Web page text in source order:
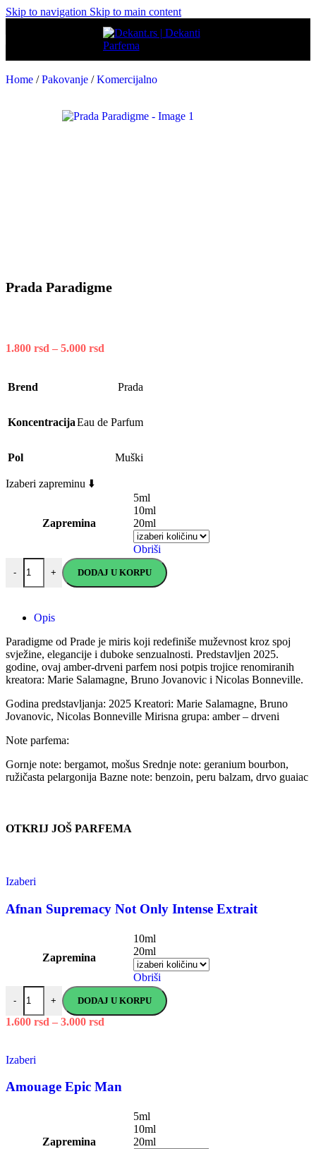
Skip to navigation Skip to main content
Home / Pakovanje / Komercijalno
Prada Paradigme
1.800 rsd – 5.000 rsd
Brend Prada
KoncentracijaEau de Parfum
Pol Muški
Izaberi zapreminu ⬇️
Zapremina
5ml
10ml
20ml
Obriši
- + DODAJ U KORPU
Opis
Paradigme od Prade je miris koji redefiniše muževnost kroz spoj
svježine, elegancije i duboke senzualnosti. Predstavljen 2025.
godine, ovaj amber-drveni parfem nosi potpis trojice renomiranih
kreatora: Marie Salamagne, Bruno Jovanovic i Nicolas Bonneville.
Godina predstavljanja: 2025 Kreatori: Marie Salamagne, Bruno
Jovanovic, Nicolas Bonneville Mirisna grupa: amber – drveni
Note parfema:
Gornje note: bergamot, mošus Srednje note: geranium bourbon,
ružičasta pelargonija Bazne note: benzoin, peru balzam, drvo guaiac
OTKRIJ JOŠ PARFEMA
Izaberi
Afnan Supremacy Not Only Intense Extrait
Zapremina
10ml
20ml
Obriši
- + DODAJ U KORPU
1.600 rsd – 3.000 rsd
Izaberi
Amouage Epic Man
Zapremina
5ml
10ml
20ml